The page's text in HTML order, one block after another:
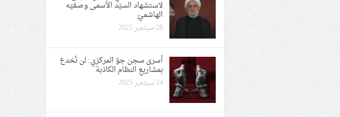
لاستشهاد السيّد الأسمى وصفيّه
الهاشميّ
28 سبتمبر 2025
أسرى سجن جوّ المركزي: لن نُخدع
بمشاريع النظام الكاذبة
24 سبتمبر 2025